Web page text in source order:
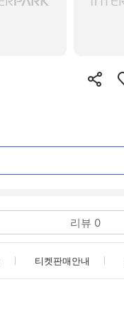
리뷰 0
티켓판매안내